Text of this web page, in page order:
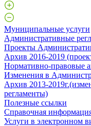
Муниципальные услуги
Административные
Проекты
Архив 2016-2019
Нормативно-правовые
Изменения в
Архив 2013-
регламенты)
Полезные ссылки
Справочная
Услуги в электронном